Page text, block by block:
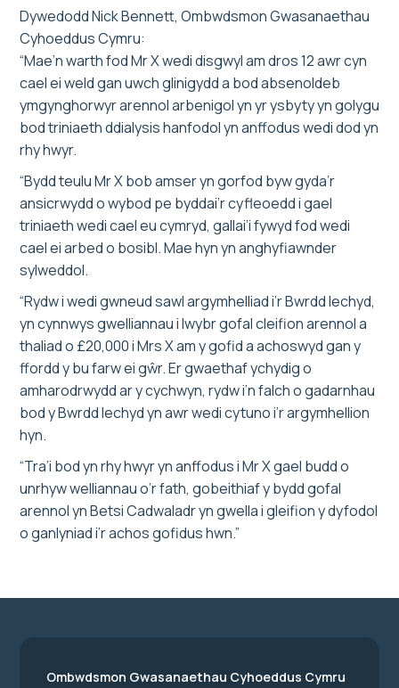
Dywedodd Nick Bennett, Ombwdsmon Gwasanaethau
Cyhoeddus Cymru:
“Mae’n warth fod Mr X wedi disgwyl am dros 12 awr cyn
cael ei weld gan uwch glinigydd a bod absenoldeb
ymgynghorwyr arennol arbenigol yn yr ysbyty yn golygu
bod triniaeth ddialysis hanfodol yn anffodus wedi dod yn
rhy hwyr.
“Bydd teulu Mr X bob amser yn gorfod byw gyda’r
ansicrwydd o wybod pe byddai’r cyfleoedd i gael
triniaeth wedi cael eu cymryd, gallai’i fywyd fod wedi
cael ei arbed o bosibl. Mae hyn yn anghyfiawnder
sylweddol.
“Rydw i wedi gwneud sawl argymhelliad i’r Bwrdd Iechyd,
yn cynnwys gwelliannau i lwybr gofal cleifion arennol a
thaliad o £20,000 i Mrs X am y gofid a achoswyd gan y
ffordd y bu farw ei gŵr. Er gwaethaf ychydig o
amharodrwydd ar y cychwyn, rydw i’n falch o gadarnhau
bod y Bwrdd Iechyd yn awr wedi cytuno i’r argymhellion
hyn.
“Tra’i bod yn rhy hwyr yn anffodus i Mr X gael budd o
unrhyw welliannau o’r fath, gobeithiaf y bydd gofal
arennol yn Betsi Cadwaladr yn gwella i gleifion y dyfodol
o ganlyniad i’r achos gofidus hwn.”
Ombwdsmon Gwasanaethau Cyhoeddus Cymru